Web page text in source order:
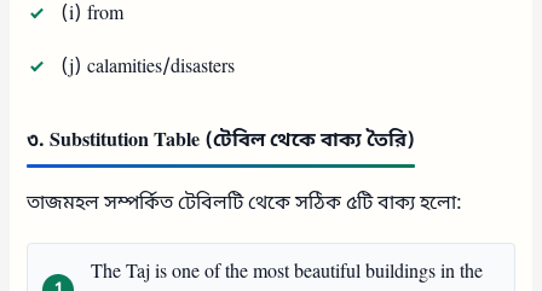
(i) from
(j) calamities/disasters
৩. Substitution Table (টেবিল থেকে বাক্য তৈরি)
তাজমহল সম্পর্কিত টেবিলটি থেকে সঠিক ৫টি বাক্য হলো:
The Taj is one of the most beautiful buildings in the